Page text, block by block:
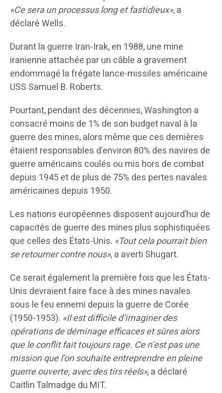
«Ce sera un processus long et fastidieux», a
déclaré Wells.
Durant la guerre Iran-Irak, en 1988, une mine
iranienne attachée par un câble a gravement
endommagé la frégate lance-missiles américaine
USS Samuel B. Roberts.
Pourtant, pendant des décennies, Washington a
consacré moins de 1% de son budget naval à la
guerre des mines, alors même que ces dernières
étaient responsables d’environ 80% des navires de
guerre américains coulés ou mis hors de combat
depuis 1945 et de plus de 75% des pertes navales
américaines depuis 1950.
Les nations européennes disposent aujourd’hui de
capacités de guerre des mines plus sophistiquées
que celles des États-Unis. «Tout cela pourrait bien
se retourner contre nous», a averti Shugart.
Ce serait également la première fois que les États-
Unis devraient faire face à des mines navales
sous le feu ennemi depuis la guerre de Corée
(1950-1953). «Il est difficile d’imaginer des
opérations de déminage efficaces et sûres alors
que le conflit fait toujours rage. Ce n’est pas une
mission que l’on souhaite entreprendre en pleine
guerre ouverte, avec des tirs réels», a déclaré
Caitlin Talmadge du MIT.